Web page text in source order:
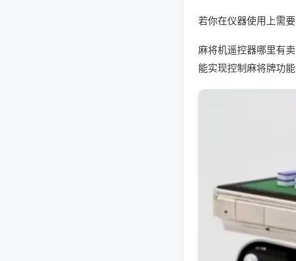
若你在仪器使用上需
麻将机遥控器哪里有
能实现控制麻将牌功能